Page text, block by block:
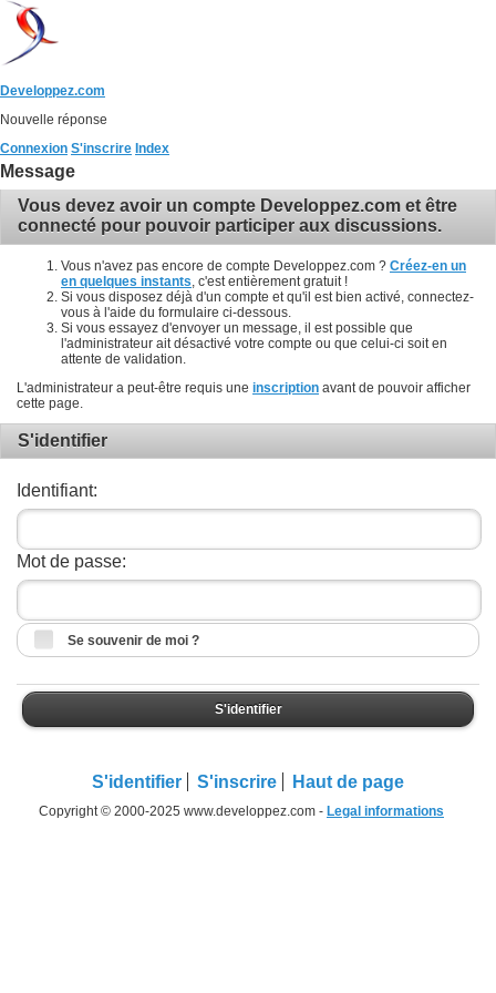
Developpez.com
Nouvelle réponse
Connexion S'inscrire Index
Message
Vous devez avoir un compte Developpez.com et être
connecté pour pouvoir participer aux discussions.
Vous n'avez pas encore de compte Developpez.com ? Créez-en un
en quelques instants , c'est entièrement gratuit !
Si vous disposez déjà d'un compte et qu'il est bien activé, connectez-
vous à l'aide du formulaire ci-dessous.
Si vous essayez d'envoyer un message, il est possible que
l'administrateur ait désactivé votre compte ou que celui-ci soit en
attente de validation.
L'administrateur a peut-être requis une inscription avant de pouvoir afficher
cette page.
S'identifier
Identifiant:
Mot de passe:
Se souvenir de moi ?
S'identifier
S'identifier S'inscrire Haut de page
Copyright © 2000-2025 www.developpez.com - Legal informations